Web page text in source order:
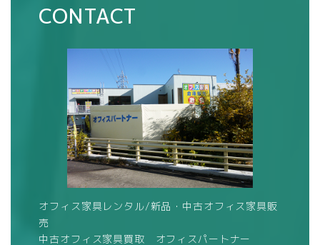
CONTACT
オフィス家具レンタル/新品・中古オフィス家具販
売
中古オフィス家具買取 オフィスパートナー